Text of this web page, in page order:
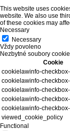
This website uses
website. We also use
of these cookies may
Necessary
Necessary
Vždy povoleno
Nezbytné soubory
Cookie
cookielawinfo-
cookielawinfo-
cookielawinfo-
cookielawinfo-
cookielawinfo-
viewed_cookie_policy
Functional